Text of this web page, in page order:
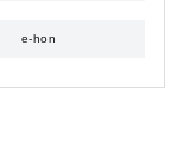
e-hon